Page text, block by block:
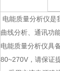
电能质量分析仪是
曲线分析、通讯功
电能质量分析仪具
80~270V，请保证